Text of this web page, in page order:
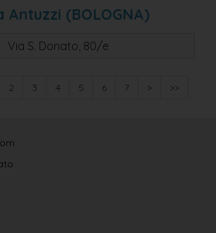
Antuzzi (BOLOGNA)
Via S. Donato, 80/e
2 3 4 5 6 7 > >>